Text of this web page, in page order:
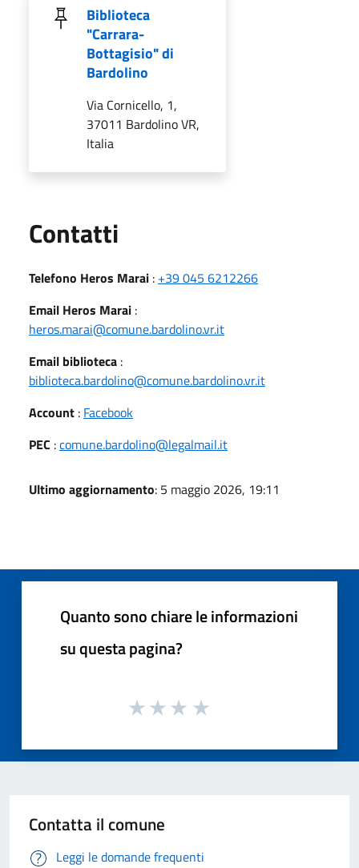
Biblioteca
"Carrara-
Bottagisio" di
Bardolino
Via Cornicello, 1,
37011 Bardolino VR,
Italia
Contatti
Telefono Heros Marai : +39 045 6212266
Email Heros Marai :
heros.marai@comune.bardolino.vr.it
Email biblioteca :
biblioteca.bardolino@comune.bardolino.vr.it
Account : Facebook
PEC :comune.bardolino@legalmail.it
Ultimo aggiornamento: 5 maggio 2026, 19:11
Quanto sono chiare le informazioni
su questa pagina?
Contatta il comune
Leggi le domande frequenti